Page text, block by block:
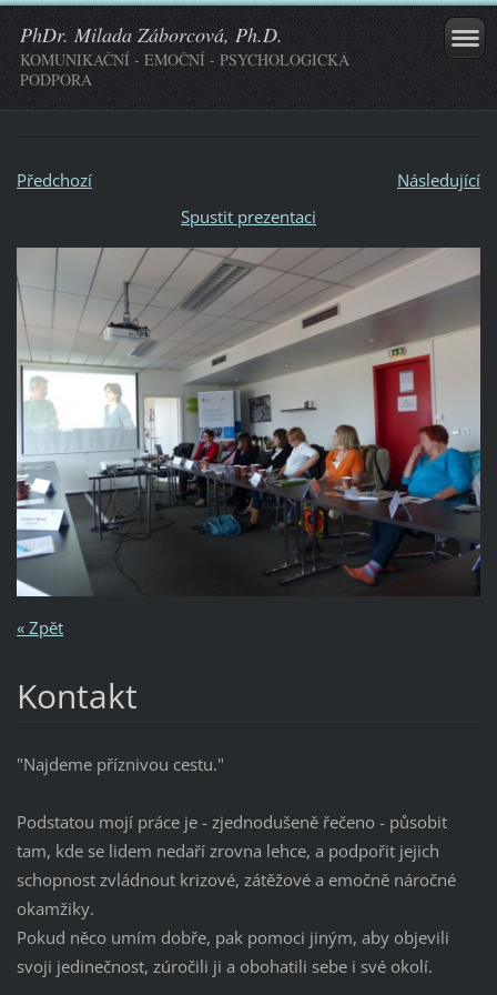
PhDr. Milada Záborcová, Ph.D.
KOMUNIKAČNÍ - EMOČNÍ - PSYCHOLOGICKÁ
PODPORA
Předchozí
Následující
Spustit prezentaci
« Zpět
Kontakt
"Najdeme příznivou cestu."
Podstatou mojí práce je - zjednodušeně řečeno - působit
tam, kde se lidem nedaří zrovna lehce, a podpořit jejich
schopnost zvládnout krizové, zátěžové a emočně náročné
okamžiky.
Pokud něco umím dobře, pak pomoci jiným, aby objevili
svoji jedinečnost, zúročili ji a obohatili sebe i své okolí.